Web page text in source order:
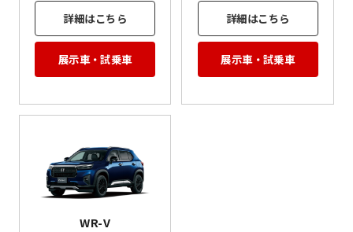
詳細はこちら
展示車・試乗車
詳細はこちら
展示車・試乗車
WR-V